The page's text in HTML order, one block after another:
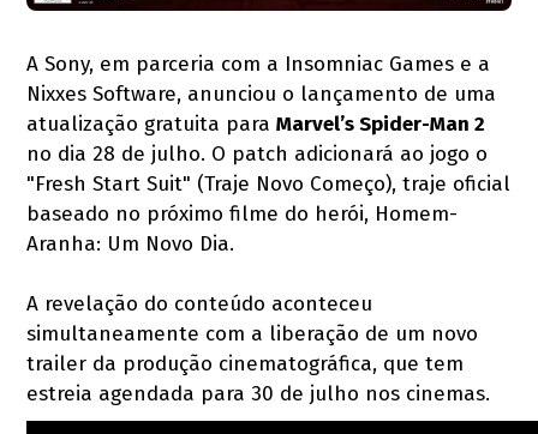
A Sony, em parceria com a Insomniac Games e a
Nixxes Software, anunciou o lançamento de uma
atualização gratuita paraMarvel’s Spider-Man 2
no dia 28 de julho. O patch adicionará ao jogo o
"Fresh Start Suit" (Traje Novo Começo), traje oficial
baseado no próximo filme do herói, Homem-
Aranha: Um Novo Dia.
A revelação do conteúdo aconteceu
simultaneamente com a liberação de um novo
trailer da produção cinematográfica, que tem
estreia agendada para 30 de julho nos cinemas.